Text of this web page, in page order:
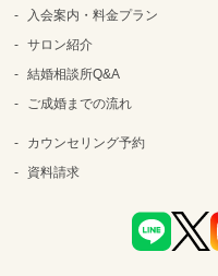
入会案内・料金プラン
サロン紹介
結婚相談所Q&A
ご成婚までの流れ
カウンセリング予約
資料請求